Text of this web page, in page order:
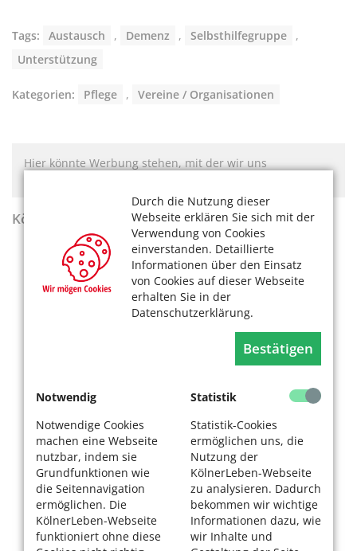
Durch die Nutzung dieser
Webseite erklären Sie sich mit der
Verwendung von Cookies
einverstanden. Detaillierte
Informationen über den Einsatz
von Cookies auf dieser Webseite
erhalten Sie in der
Datenschutzerklärung.
Bestätigen
Notwendig
Notwendige Cookies
machen eine Webseite
nutzbar, indem sie
Grundfunktionen wie
die Seitennavigation
ermöglichen. Die
KölnerLeben-Webseite
funktioniert ohne diese
Statistik
Statistik-Cookies
ermöglichen uns, die
Nutzung der
KölnerLeben-Webseite
zu analysieren. Dadurch
bekommen wir wichtige
Informationen dazu, wie
wir Inhalte und
Tags: Austausch , Demenz , Selbsthilfegruppe
,
Unterstützung
Kategorien: Pflege , Vereine / Organisationen
Hier könnte Werbung stehen, mit der wir uns
KölnerLeben Sommer 2026